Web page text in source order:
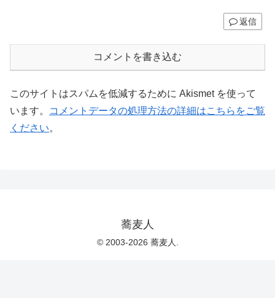
返信
コメントを書き込む
このサイトはスパムを低減するために Akismet を使って
います。
コメントデータの処理方法の詳細はこちらをご覧
ください。
蕎麦人
© 2003-2026 蕎麦人.